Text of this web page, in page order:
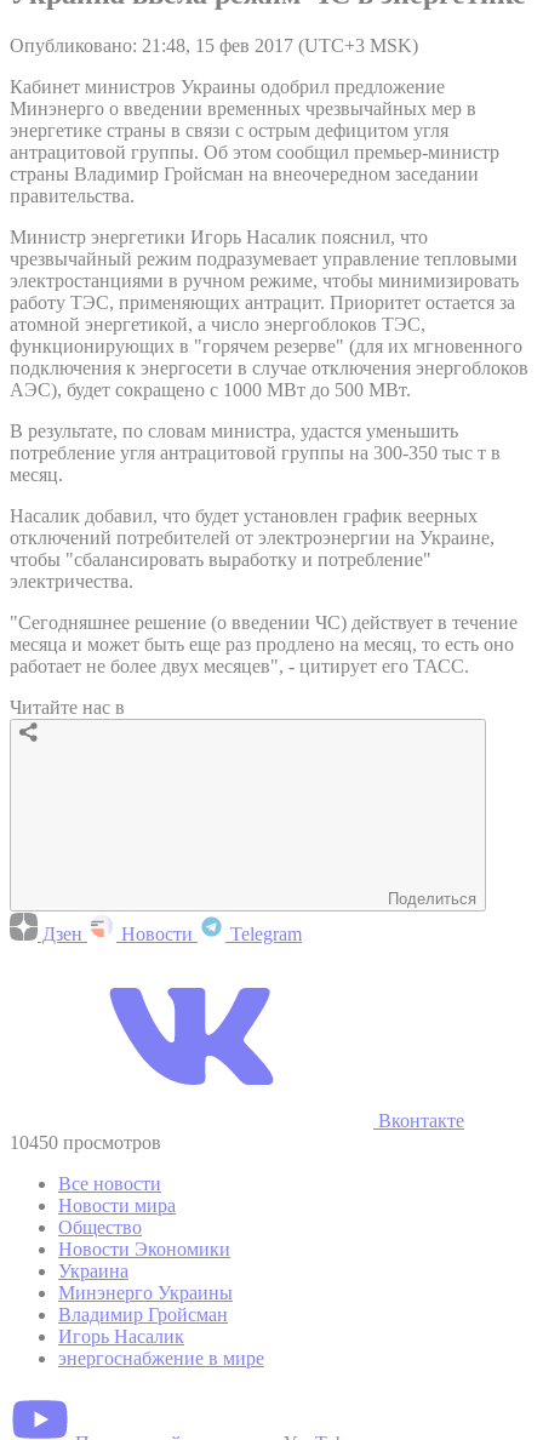
Опубликовано: 21:48, 15 фев 2017 (UTC+3 MSK)
Кабинет министров Украины одобрил предложение
Минэнерго о введении временных чрезвычайных мер в
энергетике страны в связи с острым дефицитом угля
антрацитовой группы. Об этом сообщил премьер-министр
страны Владимир Гройсман на внеочередном заседании
правительства.
Министр энергетики Игорь Насалик пояснил, что
чрезвычайный режим подразумевает управление тепловыми
электростанциями в ручном режиме, чтобы минимизировать
работу ТЭС, применяющих антрацит. Приоритет остается за
атомной энергетикой, а число энергоблоков ТЭС,
функционирующих в "горячем резерве" (для их мгновенного
подключения к энергосети в случае отключения энергоблоков
АЭС), будет сокращено с 1000 МВт до 500 МВт.
В результате, по словам министра, удастся уменьшить
потребление угля антрацитовой группы на 300-350 тыс т в
месяц.
Насалик добавил, что будет установлен график веерных
отключений потребителей от электроэнергии на Украине,
чтобы "сбалансировать выработку и потребление"
электричества.
"Сегодняшнее решение (о введении ЧС) действует в течение
месяца и может быть еще раз продлено на месяц, то есть оно
работает не более двух месяцев", - цитирует его ТАСС.
Читайте нас в
Поделиться
Дзен Новости Telegram
Вконтакте
10450 просмотров
Все новости
Новости мира
Общество
Новости Экономики
Украина
Минэнерго Украины
Владимир Гройсман
Игорь Насалик
энергоснабжение в мире